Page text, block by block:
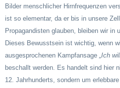
Bilder menschlicher Hirnfrequenzen
ist so elementar, da er bis in unsere
Propagandisten glauben, bleiben wir in
Dieses Bewusstsein ist wichtig, wenn
ausgesprochenen Kampfansage „Ich
beschallt werden. Es handelt sind hier
12. Jahrhunderts, sondern um